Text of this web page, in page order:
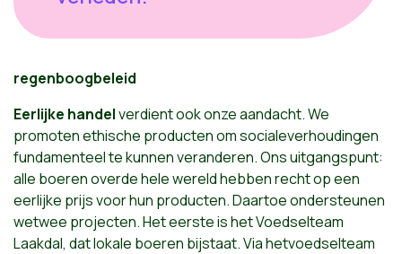
regenboogbeleid
Eerlijke handelverdient ook onze aandacht. We
promoten ethische producten om socialeverhoudingen
fundamenteel te kunnen veranderen. Ons uitgangspunt:
alle boeren overde hele wereld hebben recht op een
eerlijke prijs voor hun producten. Daartoe ondersteunen
wetwee projecten. Het eerste is het Voedselteam
Laakdal, dat lokale boeren bijstaat. Via hetvoedselteam